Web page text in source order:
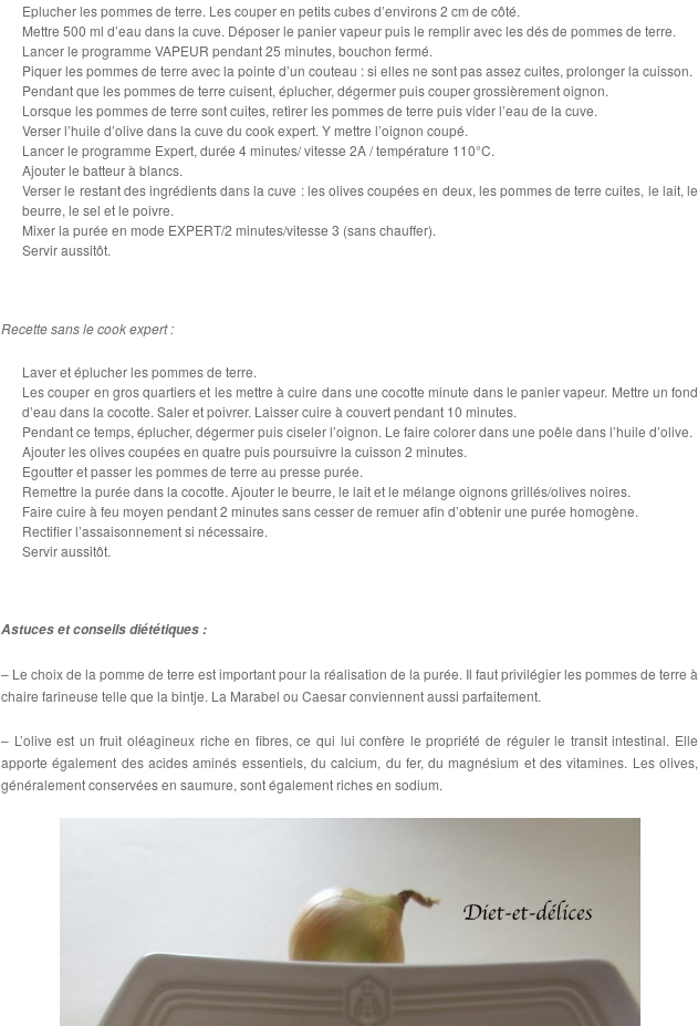
Eplucher les pommes de terre. Les couper en petits cubes d’environs 2 cm de côté.
Mettre 500 ml d’eau dans la cuve. Déposer le panier vapeur puis le remplir avec les dés de pommes de terre.
Lancer le programme VAPEUR pendant 25 minutes, bouchon fermé.
Piquer les pommes de terre avec la pointe d’un couteau : si elles ne sont pas assez cuites, prolonger la cuisson.
Pendant que les pommes de terre cuisent, éplucher, dégermer puis couper grossièrement oignon.
Lorsque les pommes de terre sont cuites, retirer les pommes de terre puis vider l’eau de la cuve.
Verser l’huile d’olive dans la cuve du cook expert. Y mettre l’oignon coupé.
Lancer le programme Expert, durée 4 minutes/ vitesse 2A / température 110°C.
Ajouter le batteur à blancs.
Verser le restant des ingrédients dans la cuve : les olives coupées en deux, les pommes de terre cuites, le lait, le
beurre, le sel et le poivre.
Mixer la purée en mode EXPERT/2 minutes/vitesse 3 (sans chauffer).
Servir aussitôt.
Recette sans le cook expert :
Laver et éplucher les pommes de terre.
Les couper en gros quartiers et les mettre à cuire dans une cocotte minute dans le panier vapeur. Mettre un fond
d’eau dans la cocotte. Saler et poivrer. Laisser cuire à couvert pendant 10 minutes.
Pendant ce temps, éplucher, dégermer puis ciseler l’oignon. Le faire colorer dans une poêle dans l’huile d’olive.
Ajouter les olives coupées en quatre puis poursuivre la cuisson 2 minutes.
Egoutter et passer les pommes de terre au presse purée.
Remettre la purée dans la cocotte. Ajouter le beurre, le lait et le mélange oignons grillés/olives noires.
Faire cuire à feu moyen pendant 2 minutes sans cesser de remuer afin d’obtenir une purée homogène.
Rectifier l’assaisonnement si nécessaire.
Servir aussitôt.
Astuces et conseils diététiques :
– Le choix de la pomme de terre est important pour la réalisation de la purée. Il faut privilégier les pommes de terre à
chaire farineuse telle que la bintje. La Marabel ou Caesar conviennent aussi parfaitement.
– L’olive est un fruit oléagineux riche en fibres, ce qui lui confère le propriété de réguler le transit intestinal. Elle
apporte également des acides aminés essentiels, du calcium, du fer, du magnésium et des vitamines. Les olives,
généralement conservées en saumure, sont également riches en sodium.